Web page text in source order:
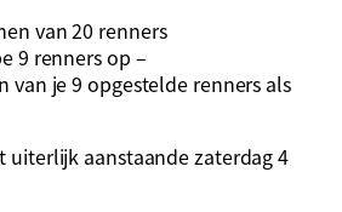
van 20 renners
9 renners op –
van je 9 opgestelde renners als
uiterlijk aanstaande zaterdag 4